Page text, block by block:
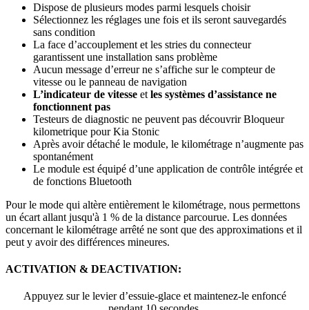
Dispose de plusieurs modes parmi lesquels choisir
Sélectionnez les réglages une fois et ils seront sauvegardés
sans condition
La face d’accouplement et les stries du connecteur
garantissent une installation sans problème
Aucun message d’erreur ne s’affiche sur le compteur de
vitesse ou le panneau de navigation
L’indicateur de vitesse et les systèmes d’assistance ne
fonctionnent pas
Testeurs de diagnostic ne peuvent pas découvrir Bloqueur
kilometrique pour Kia Stonic
Après avoir détaché le module, le kilométrage n’augmente pas
spontanément
Le module est équipé d’une application de contrôle intégrée et
de fonctions Bluetooth
Pour le mode qui altère entièrement le kilométrage, nous permettons
un écart allant jusqu'à 1 % de la distance parcourue. Les données
concernant le kilométrage arrêté ne sont que des approximations et il
peut y avoir des différences mineures.
ACTIVATION & DEACTIVATION:
Appuyez sur le levier d’essuie-glace et maintenez-le enfoncé